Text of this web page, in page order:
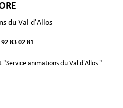
du Val d'Allos
83 02 81
"Service animations du Val d'Allos "